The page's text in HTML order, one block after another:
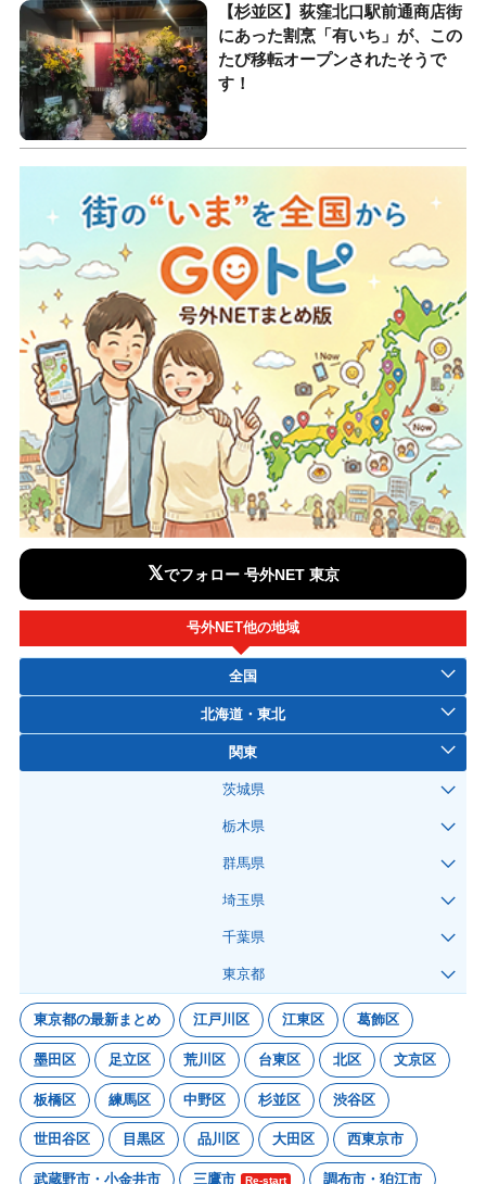
【杉並区】荻窪北口駅前通商店街
にあった割烹「有いち」が、この
たび移転オープンされたそうで
す！
𝕏でフォロー 号外NET 東京
号外NET他の地域
全国
北海道・東北
関東
茨城県
栃木県
群馬県
埼玉県
千葉県
東京都
東京都の最新まとめ 江戸川区 江東区 葛飾区
墨田区 足立区 荒川区 台東区 北区 文京区
板橋区 練馬区 中野区 杉並区 渋谷区
世田谷区 目黒区 品川区 大田区 西東京市
武蔵野市・小金井市 三鷹市 Re-start 調布市・狛江市